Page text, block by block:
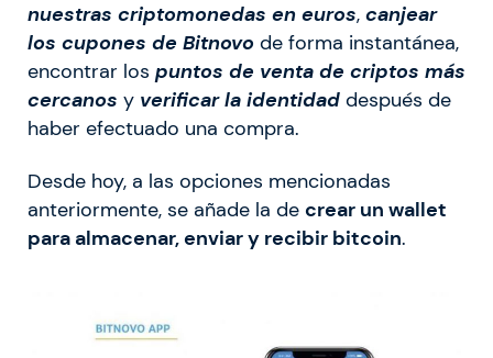
nuestras criptomonedas en euros, canjear
los cupones de Bitnovo de forma instantánea,
encontrar los puntos de venta de criptos más
cercanos y verificar la identidad después de
haber efectuado una compra.
Desde hoy, a las opciones mencionadas
anteriormente, se añade la de crear un wallet
para almacenar, enviar y recibir bitcoin.